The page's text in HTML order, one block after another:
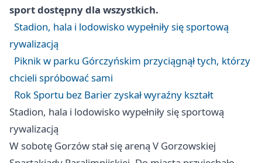
sport dostępny dla wszystkich.
Stadion, hala i lodowisko wypełniły się sportową
rywalizacją
Piknik w parku Górczyńskim przyciągnął tych, którzy
chcieli spróbować sami
Rok Sportu bez Barier zyskał wyraźny kształt
Stadion, hala i lodowisko wypełniły się sportową
rywalizacją
W sobotę Gorzów stał się areną V Gorzowskiej